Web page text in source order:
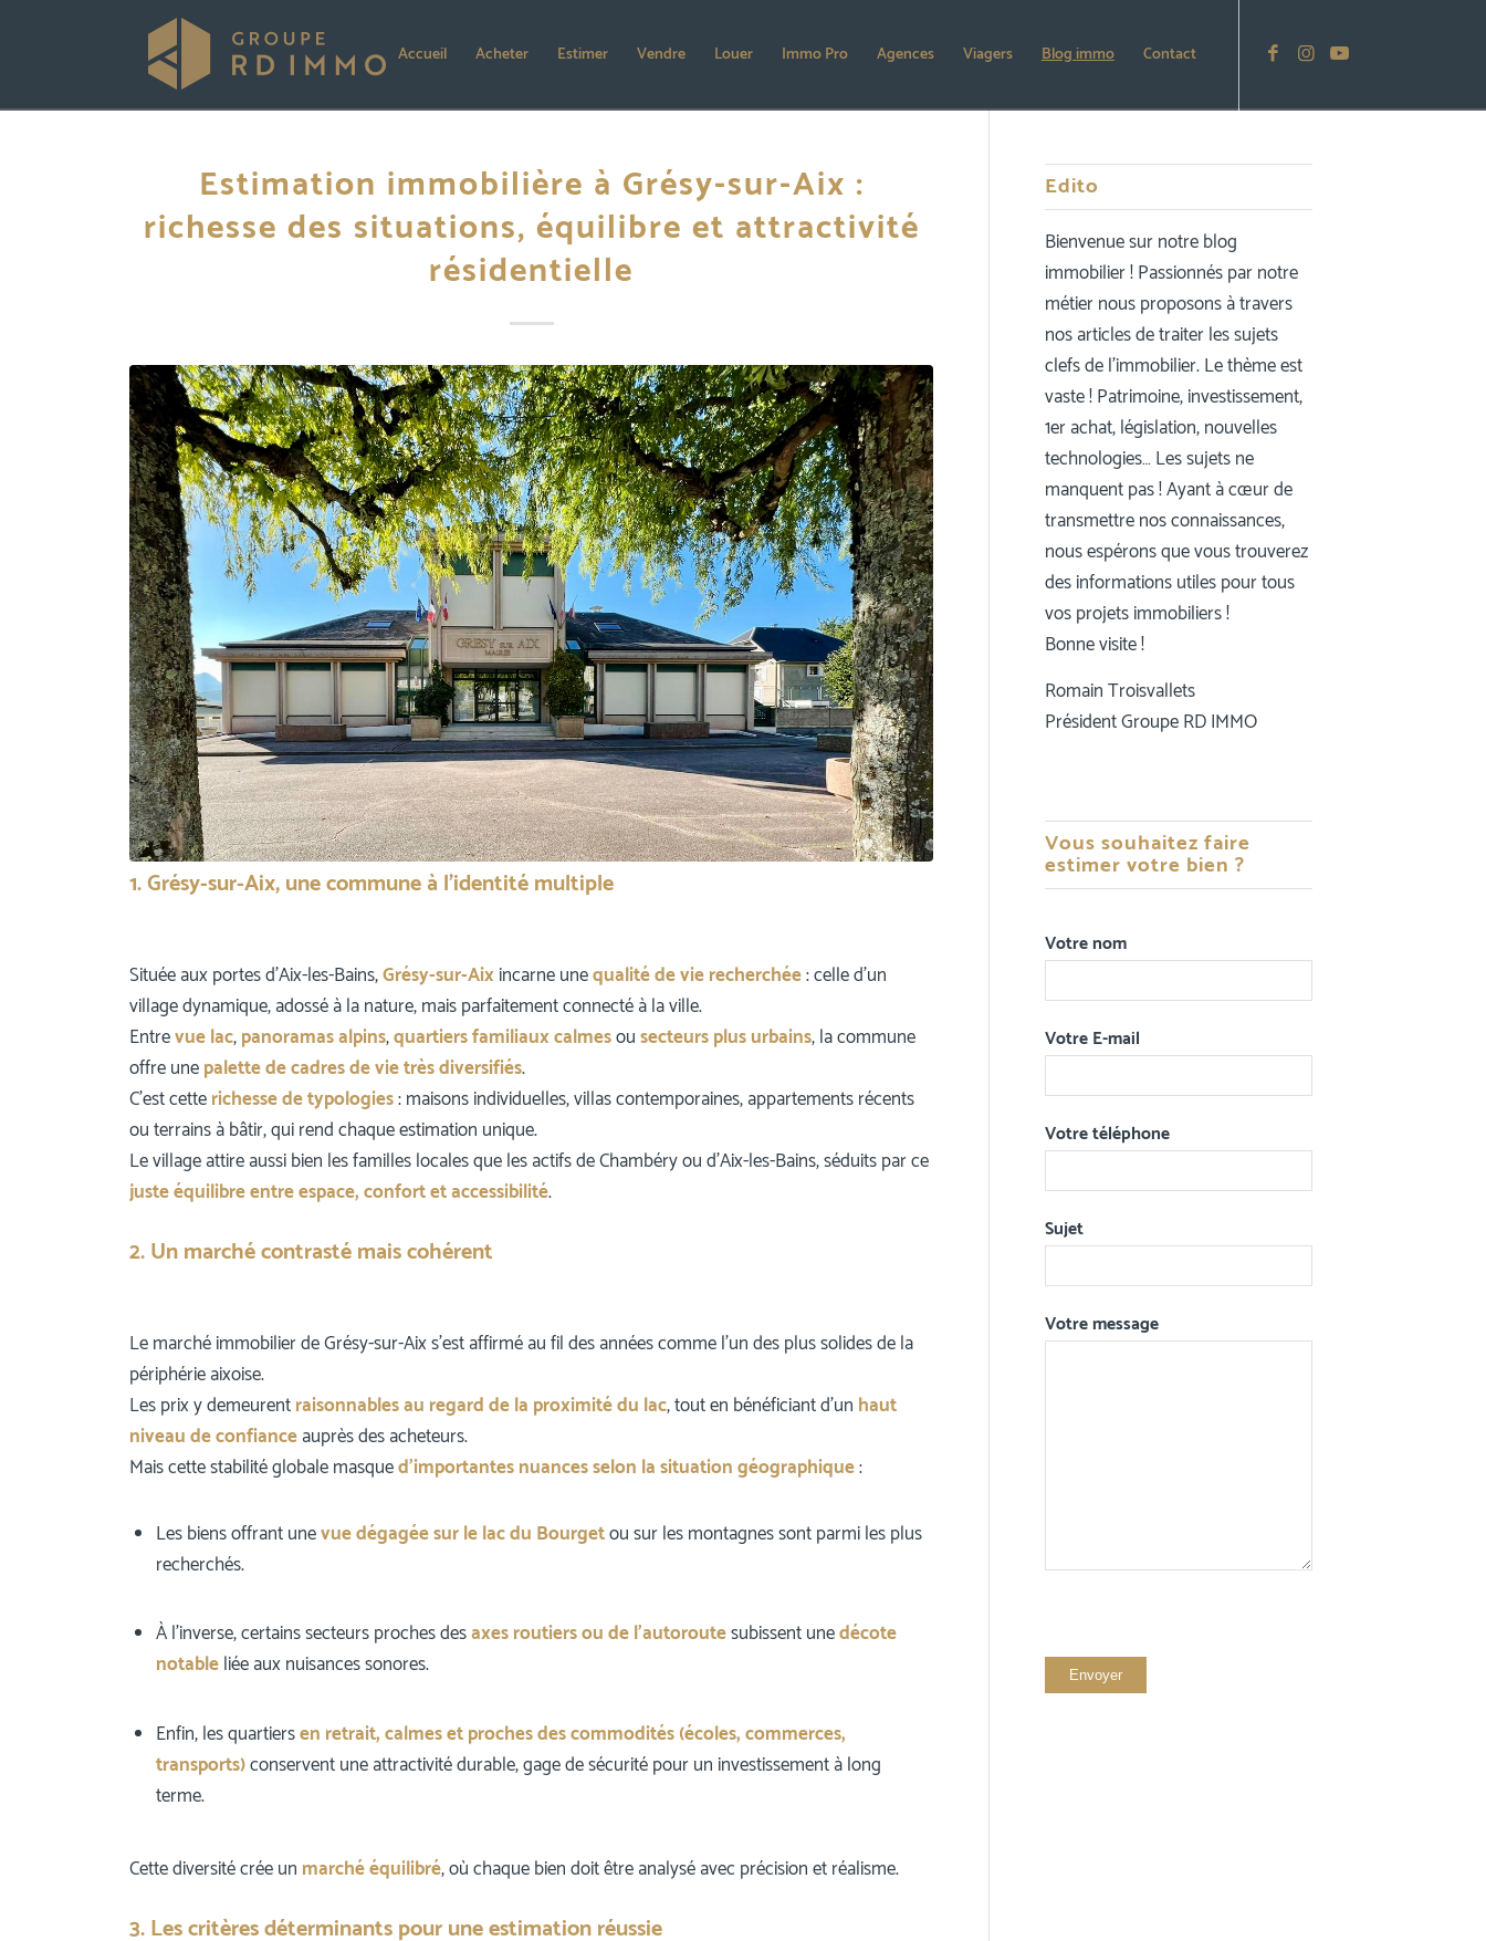
Accueil Acheter Estimer Vendre Louer Immo Pro Agences Viagers Blog immo Contact
Estimation immobilière à Grésy-sur-Aix :
richesse des situations, équilibre et attractivité
résidentielle
1. Grésy-sur-Aix, une commune à l’identité multiple
Située aux portes d’Aix-les-Bains,Grésy-sur-Aixincarne unequalité de vie recherchée: celle d’un
village dynamique, adossé à la nature, mais parfaitement connecté à la ville.
Entrevue lac,panoramas alpins,quartiers familiaux calmesousecteurs plus urbains, la commune
offre unepalette de cadres de vie très diversifiés.
C’est cetterichesse de typologies: maisons individuelles, villas contemporaines, appartements récents
ou terrains à bâtir, qui rend chaque estimation unique.
Le village attire aussi bien les familles locales que les actifs de Chambéry ou d’Aix-les-Bains, séduits par ce
juste équilibre entre espace, confort et accessibilité.
2. Un marché contrasté mais cohérent
Le marché immobilier de Grésy-sur-Aix s’est affirmé au fil des années comme l’un des plus solides de la
périphérie aixoise.
Les prix y demeurentraisonnables au regard de la proximité du lac, tout en bénéficiant d’un haut
niveau de confianceauprès des acheteurs.
Mais cette stabilité globale masqued’importantes nuances selon la situation géographique:
Les biens offrant unevue dégagée sur le lac du Bourgetou sur les montagnes sont parmi les plus
recherchés.
À l’inverse, certains secteurs proches desaxes routiers ou de l’autoroutesubissent unedécote
notableliée aux nuisances sonores.
Enfin, les quartiersen retrait, calmes et proches des commodités (écoles, commerces,
transports)conservent une attractivité durable, gage de sécurité pour un investissement à long
terme.
Cette diversité crée un marché équilibré, où chaque bien doit être analysé avec précision et réalisme.
3. Les critères déterminants pour une estimation réussie
Edito
Bienvenue sur notre blog
immobilier ! Passionnés par notre
métier nous proposons à travers
nos articles de traiter les sujets
clefs de l’immobilier. Le thème est
vaste ! Patrimoine, investissement,
1er achat, législation, nouvelles
technologies… Les sujets ne
manquent pas ! Ayant à cœur de
transmettre nos connaissances,
nous espérons que vous trouverez
des informations utiles pour tous
vos projets immobiliers !
Bonne visite !
Romain Troisvallets
Président Groupe RD IMMO
Vous souhaitez faire
estimer votre bien ?
Votre nom
Votre E-mail
Votre téléphone
Sujet
Votre message